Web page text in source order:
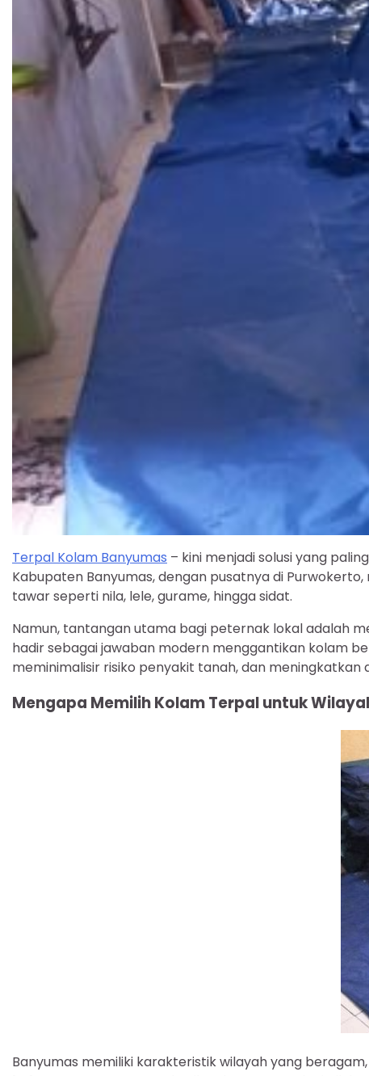
Terpal Kolam Banyumas – kini menjadi solusi yang
Kabupaten Banyumas, dengan pusatnya di
tawar seperti nila, lele, gurame, hingga sidat.
Namun, tantangan utama bagi peternak lokal adalah
hadir sebagai jawaban modern menggantikan kolam
meminimalisir risiko penyakit tanah, dan
Mengapa Memilih Kolam Terpal untuk
Banyumas memiliki karakteristik wilayah yang